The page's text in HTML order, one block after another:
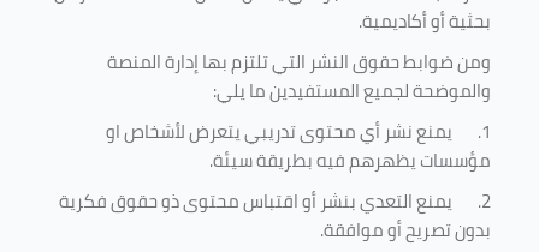
بحثية أو أكاديمية.
ومن ضوابط حقوق النشر التي تلتزم بها إدارة المنصة
والموضحة لجميع المستفيدين ما يلي:
1.
يمنع نشر أي محتوى تدريبي يتعرض لأشخاص او
مؤسسات يظهرهم فيه بطريقة سيئة.
2.
يمنع التعدي بنشر أو اقتباس محتوى ذو حقوق فكرية
بدون تصريح أو موافقة.